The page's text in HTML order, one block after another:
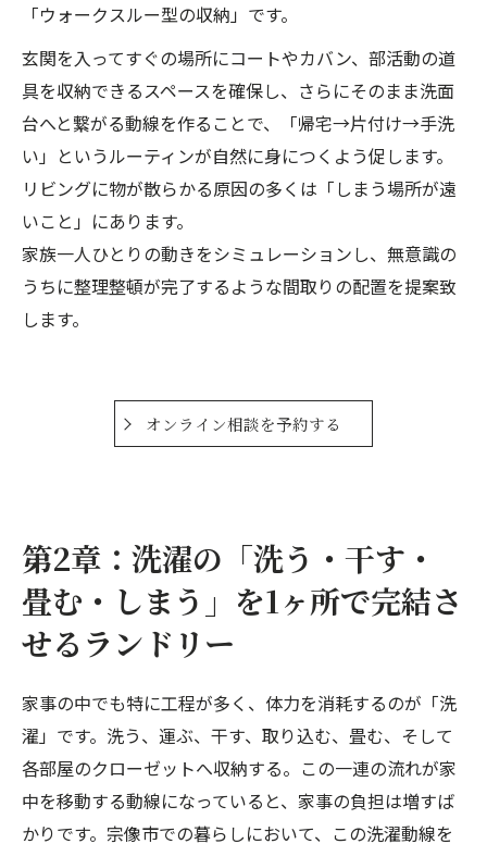
「ウォークスルー型の収納」です。
玄関を入ってすぐの場所にコートやカバン、部活動の道
具を収納できるスペースを確保し、さらにそのまま洗面
台へと繋がる動線を作ることで、「帰宅→片付け→手洗
い」というルーティンが自然に身につくよう促します。
リビングに物が散らかる原因の多くは「しまう場所が遠
いこと」にあります。
家族一人ひとりの動きをシミュレーションし、無意識の
うちに整理整頓が完了するような間取りの配置を提案致
します。
オンライン相談を予約する
第2章：洗濯の「洗う・干す・
畳む・しまう」を1ヶ所で完結さ
せるランドリー
家事の中でも特に工程が多く、体力を消耗するのが「洗
濯」です。洗う、運ぶ、干す、取り込む、畳む、そして
各部屋のクローゼットへ収納する。この一連の流れが家
中を移動する動線になっていると、家事の負担は増すば
かりです。宗像市での暮らしにおいて、この洗濯動線を